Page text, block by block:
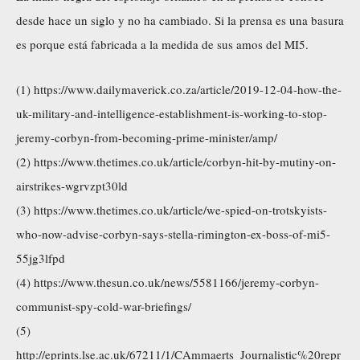
desde hace un siglo y no ha cambiado. Si la prensa es una basura
es porque está fabricada a la medida de sus amos del MI5.
(1) https://www.dailymaverick.co.za/article/2019-12-04-how-the-
uk-military-and-intelligence-establishment-is-working-to-stop-
jeremy-corbyn-from-becoming-prime-minister/amp/
(2) https://www.thetimes.co.uk/article/corbyn-hit-by-mutiny-on-
airstrikes-wgrvzpt30ld
(3) https://www.thetimes.co.uk/article/we-spied-on-trotskyists-
who-now-advise-corbyn-says-stella-rimington-ex-boss-of-mi5-
55jg3lfpd
(4) https://www.thesun.co.uk/news/5581166/jeremy-corbyn-
communist-spy-cold-war-briefings/
(5)
http://eprints.lse.ac.uk/67211/1/CAmmaerts_Journalistic%20repr